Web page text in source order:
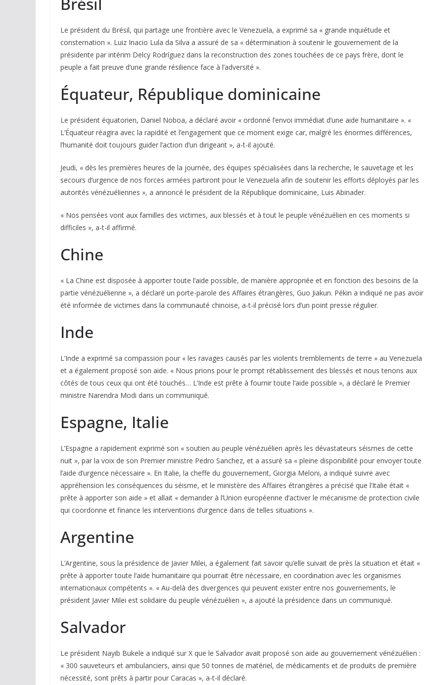
Le président du Brésil, qui partage une frontière avec le Venezuela, a exprimé sa « grande inquiétude et
consternation ». Luiz Inacio Lula da Silva a assuré de sa « détermination à soutenir le gouvernement de la
présidente par intérim Delcy Rodríguez dans la reconstruction des zones touchées de ce pays frère, dont le
peuple a fait preuve d’une grande résilience face à l’adversité ».
Équateur, République dominicaine
Le président équatorien, Daniel Noboa, a déclaré avoir « ordonné l’envoi immédiat d’une aide humanitaire ». «
L’Équateur réagira avec la rapidité et l’engagement que ce moment exige car, malgré les énormes différences,
l’humanité doit toujours guider l’action d’un dirigeant », a-t-il ajouté.
Jeudi, « dès les premières heures de la journée, des équipes spécialisées dans la recherche, le sauvetage et les
secours d’urgence de nos forces armées partiront pour le Venezuela afin de soutenir les efforts déployés par les
autorités vénézuéliennes », a annoncé le président de la République dominicaine, Luis Abinader.
« Nos pensées vont aux familles des victimes, aux blessés et à tout le peuple vénézuélien en ces moments si
difficiles », a-t-il affirmé.
Chine
« La Chine est disposée à apporter toute l’aide possible, de manière appropriée et en fonction des besoins de la
partie vénézuélienne », a déclaré un porte-parole des Affaires étrangères, Guo Jiakun. Pékin a indiqué ne pas avoir
été informée de victimes dans la communauté chinoise, a-t-il précisé lors d’un point presse régulier.
Inde
L’Inde a exprimé sa compassion pour « les ravages causés par les violents tremblements de terre » au Venezuela
et a également proposé son aide. « Nous prions pour le prompt rétablissement des blessés et nous tenons aux
côtés de tous ceux qui ont été touchés… L’Inde est prête à fournir toute l’aide possible », a déclaré le Premier
ministre Narendra Modi dans un communiqué.
Espagne, Italie
L’Espagne a rapidement exprimé son « soutien au peuple vénézuélien après les dévastateurs séismes de cette
nuit », par la voix de son Premier ministre Pedro Sanchez, et a assuré sa « pleine disponibilité pour envoyer toute
l’aide d’urgence nécessaire ». En Italie, la cheffe du gouvernement, Giorgia Meloni, a indiqué suivre avec
appréhension les conséquences du séisme, et le ministère des Affaires étrangères a précisé que l’Italie était «
prête à apporter son aide » et allait « demander à l’Union européenne d’activer le mécanisme de protection civile
qui coordonne et finance les interventions d’urgence dans de telles situations ».
Argentine
L’Argentine, sous la présidence de Javier Milei, a également fait savoir qu’elle suivait de près la situation et était «
prête à apporter toute l’aide humanitaire qui pourrait être nécessaire, en coordination avec les organismes
internationaux compétents ». « Au-delà des divergences qui peuvent exister entre nos gouvernements, le
président Javier Milei est solidaire du peuple vénézuélien », a ajouté la présidence dans un communiqué.
Salvador
Le président Nayib Bukele a indiqué sur X que le Salvador avait proposé son aide au gouvernement vénézuélien :
« 300 sauveteurs et ambulanciers, ainsi que 50 tonnes de matériel, de médicaments et de produits de première
nécessité, sont prêts à partir pour Caracas », a-t-il déclaré.